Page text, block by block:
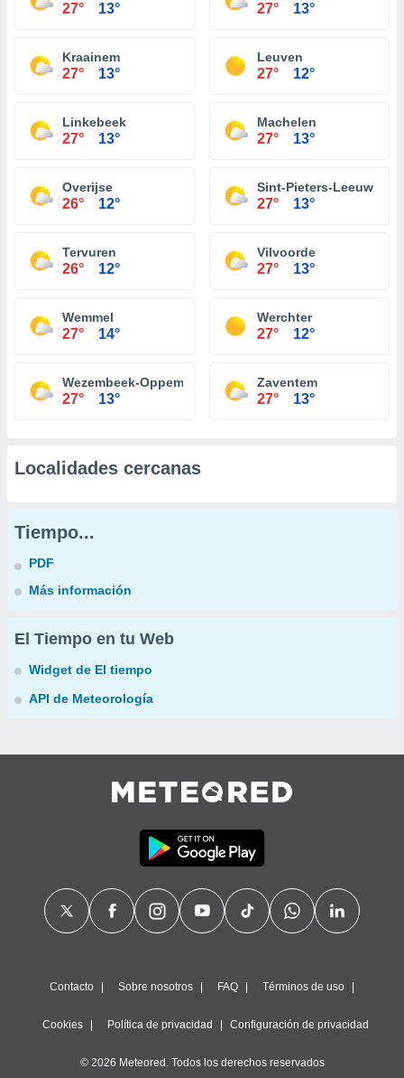
27° 13° 27° 13°
Kraainem
27° 13°
Leuven
27° 12°
Linkebeek
27° 13°
Machelen
27° 13°
Overijse
26° 12°
Sint-Pieters-Leeuw
27° 13°
Tervuren
26° 12°
Vilvoorde
27° 13°
Wemmel
27° 14°
Werchter
27° 12°
Wezembeek-Oppem
27° 13°
Zaventem
27° 13°
Localidades cercanas
Tiempo...
PDF
Más información
El Tiempo en tu Web
Widget de El tiempo
API de Meteorología
Contacto Sobre nosotros FAQ Términos de uso
Cookies Política de privacidad Configuración de privacidad
© 2026 Meteored. Todos los derechos reservados